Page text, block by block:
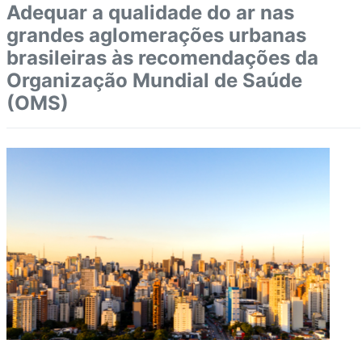
Adequar a qualidade do ar nas
grandes aglomerações urbanas
brasileiras às recomendações da
Organização Mundial de Saúde
(OMS)